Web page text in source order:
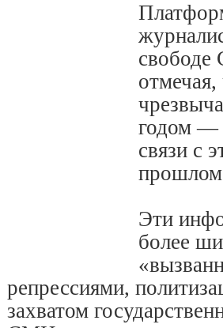
свободе
годом —
связи с
прошлом
Эти
более
репрессиями,
захватом